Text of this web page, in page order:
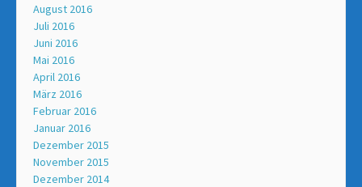
August 2016
Juli 2016
Juni 2016
Mai 2016
April 2016
März 2016
Februar 2016
Januar 2016
Dezember 2015
November 2015
Dezember 2014